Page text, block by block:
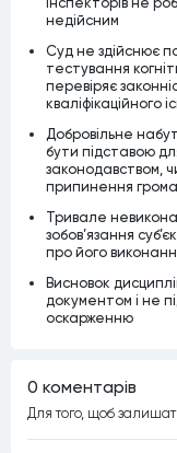
недійсним
Суд не здійснює
тестування
перевіряє
кваліфікаційного
Добровільне
бути підставою
законодавством,
припинення
Тривале
зобов’язання
про його
Висновок
документом і не
оскарженню
0 коментарiв
Для того, щоб